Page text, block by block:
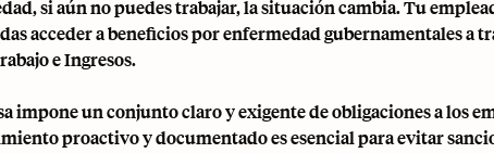
si aún no puedes trabajar, la situación cambia. Tu
acceder a beneficios por enfermedad gubernamentales a
e Ingresos.
impone un conjunto claro y exigente de obligaciones a los
proactivo y documentado es esencial para evitar